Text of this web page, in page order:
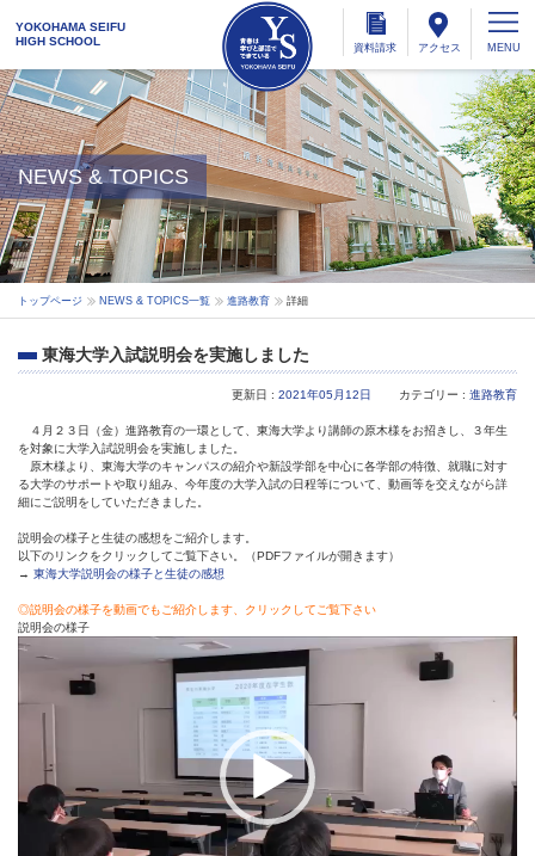
YOKOHAMA SEIFU
HIGH SCHOOL
資料請求 アクセス
NEWS & TOPICS
トップページ NEWS & TOPICS一覧 進路教育 詳細
東海大学入試説明会を実施しました
更新日 : 2021年05月12日 カテゴリー : 進路教育
４月２３日（金）進路教育の一環として、東海大学より講師の原木様をお招きし、３年生
を対象に大学入試説明会を実施しました。
原木様より、東海大学のキャンパスの紹介や新設学部を中心に各学部の特徴、就職に対す
る大学のサポートや取り組み、今年度の大学入試の日程等について、動画等を交えながら詳
細にご説明をしていただきました。
説明会の様子と生徒の感想をご紹介します。
以下のリンクをクリックしてご覧下さい。（PDFファイルが開きます）
→ 東海大学説明会の様子と生徒の感想
◎説明会の様子を動画でもご紹介します、クリックしてご覧下さい
説明会の様子
動